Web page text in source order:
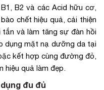
B2 và các Acid hữu cơ,
chết hiệu quả, cải thiện
và làm tăng sự đàn hồi
dụng mặt nạ dưỡng da tại
kết hợp cùng đường đỏ,
quả làm đẹp.
đu đủ